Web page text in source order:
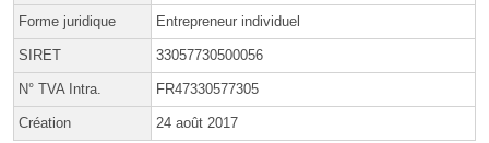
Forme juridique Entrepreneur individuel
SIRET 33057730500056
N° TVA Intra. FR47330577305
Création 24 août 2017